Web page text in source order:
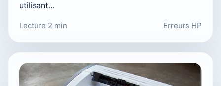
utilisant…
Lecture 2 min Erreurs HP